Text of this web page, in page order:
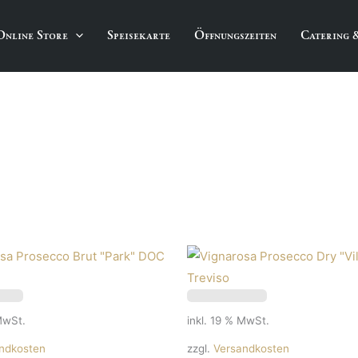
Store Speisekarte Öffnungszeiten Catering
inkl. 19 % MwSt.
zzgl. Versandkosten